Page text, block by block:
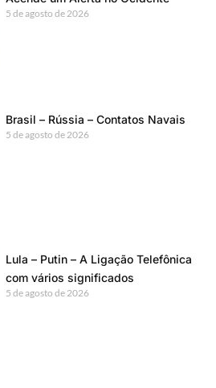
5 de agosto de 2026
Brasil – Rússia – Contatos Navais
5 de agosto de 2026
Lula – Putin – A Ligação Telefônica
com vários significados
5 de agosto de 2026